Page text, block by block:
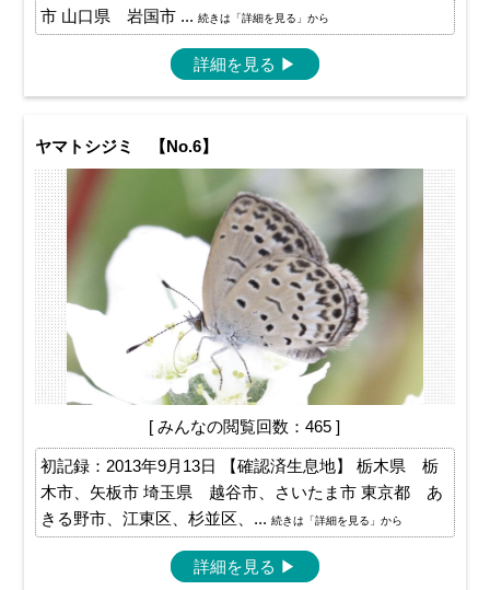
市 山口県 岩国市 ... 続きは「詳細を見る」から
詳細を見る ▶
ヤマトシジミ 【No.6】
[ みんなの閲覧回数：465 ]
初記録：2013年9月13日 【確認済生息地】 栃木県 栃
木市、矢板市 埼玉県 越谷市、さいたま市 東京都 あ
きる野市、江東区、杉並区、... 続きは「詳細を見る」から
詳細を見る ▶